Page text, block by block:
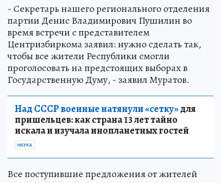
- Секретарь нашего регионального отделения
партии Денис Владимирович Пушилин во
время встречи с представителем
Центризбиркома заявил: нужно сделать так,
чтобы все жители Республики смогли
проголосовать на предстоящих выборах в
Государственную Думу, - заявил Муратов.
Над СССР военные натянули «сетку»для
пришельцев: как страна 13 лет тайно
искала и изучала инопланетных гостей
НАУКА
Все поступившие предложения от жителей